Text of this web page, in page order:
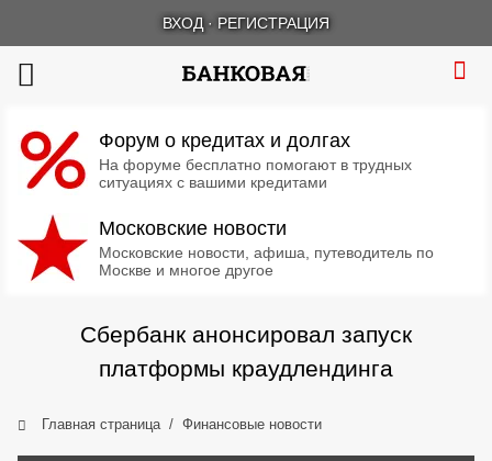
ВХОД · РЕГИСТРАЦИЯ
Форум о кредитах и долгах
На форуме бесплатно помогают в трудных
ситуациях с вашими кредитами
Московские новости
Московские новости, афиша, путеводитель по
Москве и многое другое
Сбербанк анонсировал запуск
платформы краудлендинга
Главная страница Финансовые новости